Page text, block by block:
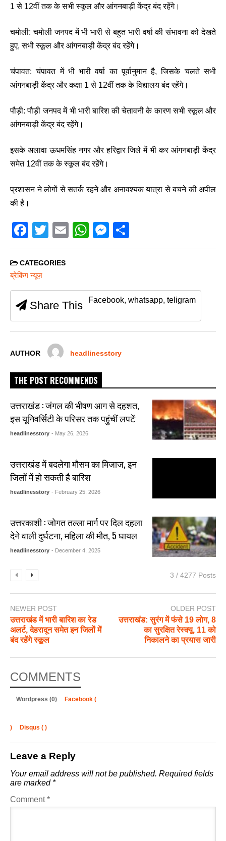
1 से 12वीं तक के सभी स्कूल और आंगनबाड़ी केंद्र बंद रहेंगे।
चमोली: चमोली जनपद में भी भारी से बहुत भारी वर्षा की संभावना को देखते
हुए, सभी स्कूल और आंगनबाड़ी केंद्र बंद रहेंगे।
चंपावत: चंपावत में भी भारी वर्षा का पूर्वानुमान है, जिसके चलते सभी
आंगनबाड़ी केंद्र और कक्षा 1 से 12वीं तक के विद्यालय बंद रहेंगे।
पौड़ी: पौड़ी जनपद में भी भारी बारिश की चेतावनी के कारण सभी स्कूल और
आंगनबाड़ी केंद्र बंद रहेंगे।
इसके अलावा ऊधमसिंह नगर और हरिद्वार जिले में भी कर आंगनबाड़ी केंद्र
समेत 12वीं तक के स्कूल बंद रहेंगे।
प्रशासन ने लोगों से सतर्क रहने और अनावश्यक यात्रा से बचने की अपील
की है।
F
a
c
e
b
o
o
T
wi
tt
E
m
W
h
A
p
M
e
n
er
h
CATEGORIES
ब्रेकिंग न्यूज़
Share This Facebook, whatsapp, teligram
AUTHOR headlinesstory
THE POST RECOMMENDS
उत्तराखंड : जंगल की भीषण आग से दहशत,
इस यूनिवर्सिटी के परिसर तक पहुंचीं लपटें
headlinesstory - May 26, 2026
उत्तराखंड में बदलेगा मौसम का मिजाज, इन
जिलों में हो सकती है बारिश
headlinesstory - February 25, 2026
उत्तरकाशी : जोगत तल्ला मार्ग पर दिल दहला
देने वाली दुर्घटना, महिला की मौत, 5 घायल
headlinesstory - December 4, 2025
3 / 4277 Posts
NEWER POST
उत्तराखंड में भारी बारिश का रेड
अलर्ट, देहरादून समेत इन जिलों में
बंद रहेंगे स्कूल
OLDER POST
उत्तराखंड: सुरंग में फंसे 19 लोग, 8
का सुरक्षित रेस्क्यू, 11 को
निकालने का प्रयास जारी
COMMENTS
Wordpress (0) Facebook (
) Disqus ( )
Leave a Reply
Your email address will not be published. Required fields
are marked *
Comment*